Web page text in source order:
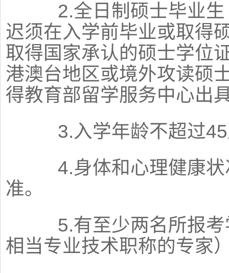
2.全日制硕士毕业生
迟须在入学前毕业或取得
取得国家承认的硕士学位
港澳台地区或境外攻读硕
得教育部留学服务中心出
3.入学年龄不超过45
4.身体和心理健康状
准。
5.有至少两名所报考
相当专业技术职称的专家